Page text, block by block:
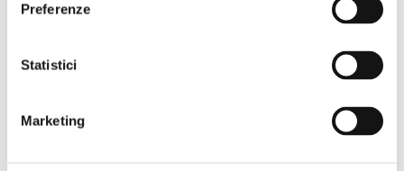
Preferenze
Statistici
Marketing